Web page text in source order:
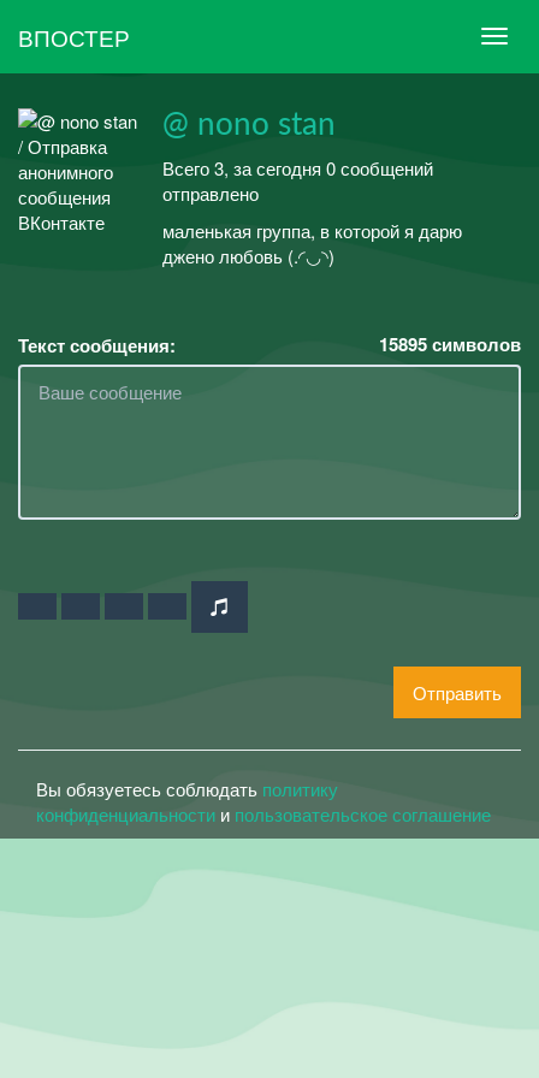
ВПОСТЕР
@ nono stan
Всего 3, за сегодня 0 сообщений
отправлено
маленькая группа, в которой я дарю
джено любовь (.◜◡◝)
Текст сообщения: 15895символов
Отправить
Вы обязуетесь соблюдать политику
конфиденциальности и пользовательское соглашение